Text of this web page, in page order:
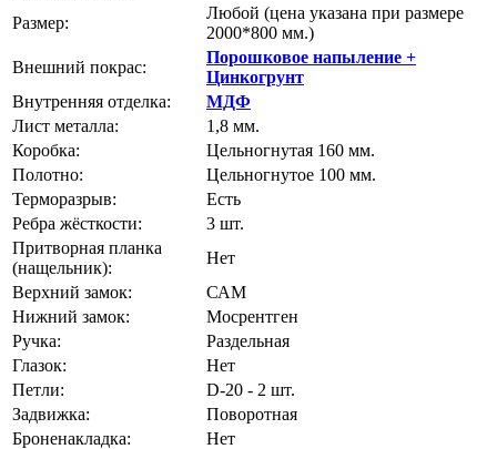
Размер:
Любой (цена указана при размере
2000*800 мм.)
Внешний покрас:
Порошковое напыление +
Цинкогрунт
Внутренняя отделка:
МДФ
Лист металла:
1,8 мм.
Коробка:
Цельногнутая 160 мм.
Полотно:
Цельногнутое 100 мм.
Терморазрыв:
Есть
Ребра жёсткости:
3 шт.
Притворная планка
(нащельник):
Нет
Верхний замок:
САМ
Нижний замок:
Мосрентген
Ручка:
Раздельная
Глазок:
Нет
Петли:
D-20 - 2 шт.
Задвижка:
Поворотная
Броненакладка:
Нет